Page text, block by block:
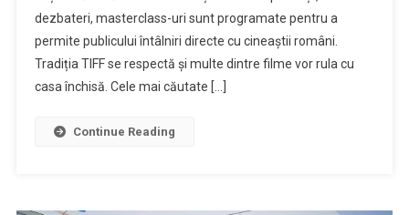
TIFF.25:
echipele
filmelor,
dezbateri, masterclass-uri sunt programate pentru a
permite publicului întâlniri directe cu cineaștii români.
Tradiția TIFF se respectă și multe dintre filme vor rula cu
casa închisă. Cele mai căutate […]
Continue Reading